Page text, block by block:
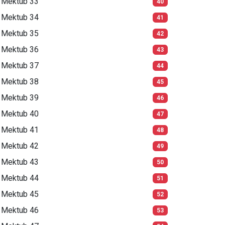
40
Mektub 34 41
Mektub 35 42
Mektub 36 43
Mektub 37 44
Mektub 38 45
Mektub 39 46
Mektub 40 47
Mektub 41 48
Mektub 42 49
Mektub 43 50
Mektub 44 51
Mektub 45 52
Mektub 46 53